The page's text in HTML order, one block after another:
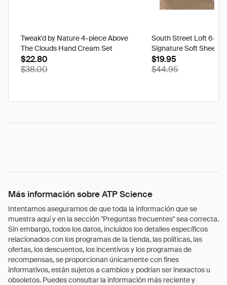
Tweak'd by Nature 4-piece Above
The Clouds Hand Cream Set
$22.80
$38.00
South Street Loft 6-
Signature Soft Sheet
$19.95
$44.95
Más información sobre ATP Science
Intentamos asegurarnos de que toda la información que se
muestra aquí y en la sección "Preguntas frecuentes" sea correcta.
Sin embargo, todos los datos, incluidos los detalles específicos
relacionados con los programas de la tienda, las políticas, las
ofertas, los descuentos, los incentivos y los programas de
recompensas, se proporcionan únicamente con fines
informativos, están sujetos a cambios y podrían ser inexactos u
obsoletos. Puedes consultar la información más reciente y